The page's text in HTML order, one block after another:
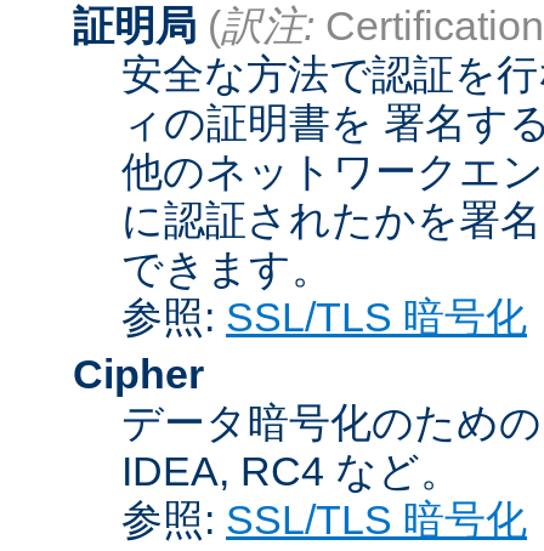
証明局 (訳注:
安全な方法で認証を
ィの証明書を 署名す
他のネットワークエ
に認証されたかを署
できます。
参照: SSL/TLS 暗号化
Cipher
データ暗号化のため
IDEA, RC4 など。
参照: SSL/TLS 暗号化